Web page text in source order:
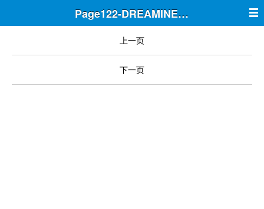
Page122-DREAMINE筑梦
上一页
下一页